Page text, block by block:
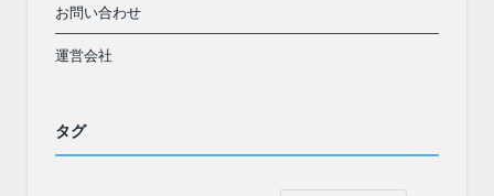
お問い合わせ
運営会社
タグ